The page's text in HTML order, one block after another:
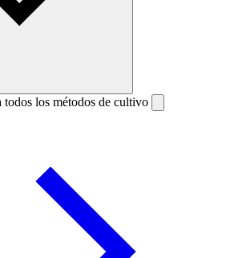
todos los métodos de cultivo